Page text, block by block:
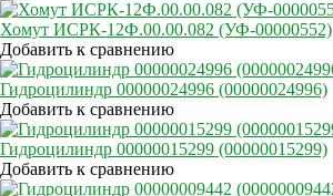
Хомут ИСРК-12Ф.00.00.082 (УФ-00000552)
Добавить к сравнению
Гидроцилиндр 00000024996 (00000024996)
Добавить к сравнению
Гидроцилиндр 00000015299 (00000015299)
Добавить к сравнению